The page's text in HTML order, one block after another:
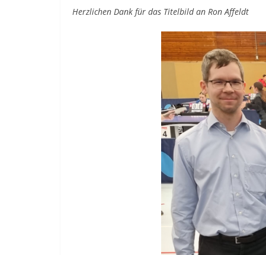
Herzlichen Dank für das Titelbild an Ron Affeldt